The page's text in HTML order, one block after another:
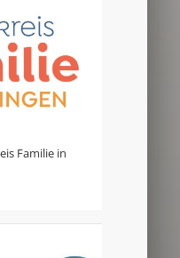
Familie in